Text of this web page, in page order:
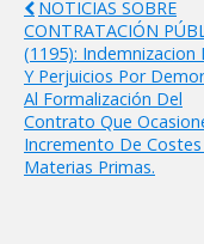
NOTICIAS SOBRE
CONTRATACIÓN
(1195): Indemnizacion
Y Perjuicios Por
Al Formalización Del
Contrato Que
Incremento De
Materias Primas.